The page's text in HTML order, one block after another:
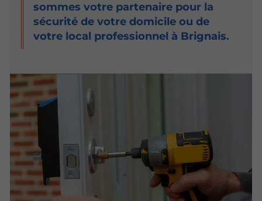
sommes votre partenaire pour la
sécurité de votre domicile ou de
votre local professionnel à Brignais.